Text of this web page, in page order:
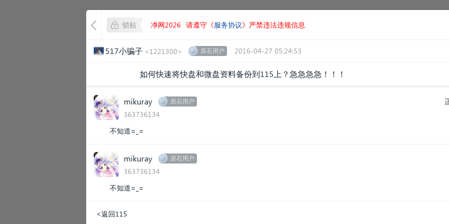
锁贴 净网2026 请遵守《服务协议》严禁违法违规信息
517小骗子 <1221300> 原石用户 2016-04-27 05:24:53
如何快速将快盘和微盘资料备份到115上？急急急急！！！
mikuray 原石用户
363736134
不知道=_=
mikuray 原石用户
363736134
不知道=_=
<返回115